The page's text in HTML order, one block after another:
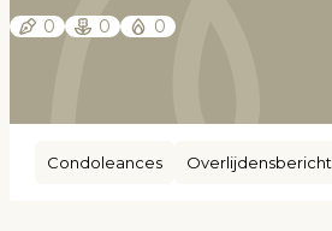
0 0 0
Condoleances Overlijdensbericht